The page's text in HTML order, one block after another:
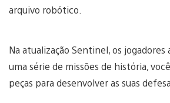
arquivo robótico.
Na atualização Sentinel, os
uma série de missões de história,
peças para desenvolver as suas